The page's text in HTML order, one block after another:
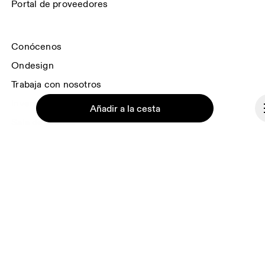
Añadir a la cesta
Portal de proveedores
Conócenos
Ondesign
Trabaja con nosotros
Inversores
Sala de prensa